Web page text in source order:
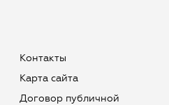
Контакты
Карта сайта
Договор публичной